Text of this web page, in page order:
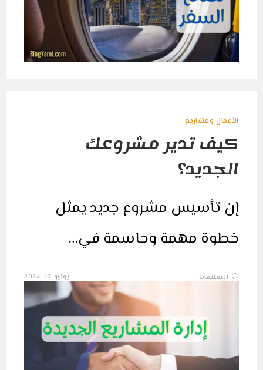
الأعمال ومشاريع
كيف تدير مشروعك
الجديد؟
إن تأسيس مشروع جديد يمثل
خطوة مهمة وحاسمة في…
التعليقات كيف
مغلقة
يونيو 10, 2024